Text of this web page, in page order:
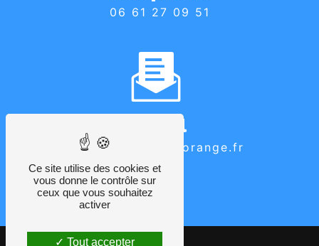
06 61 27 09 51
Email
autoecole.abc@orange.fr
Ce site utilise des cookies et
vous donne le contrôle sur
ceux que vous souhaitez
activer
Tout accepter